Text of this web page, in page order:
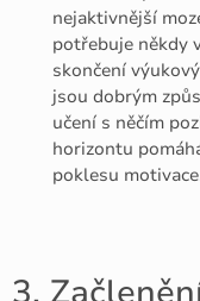
nejaktivnější
potřebuje někdy
skončení
jsou dobrým
učení s něčím
horizontu
poklesu